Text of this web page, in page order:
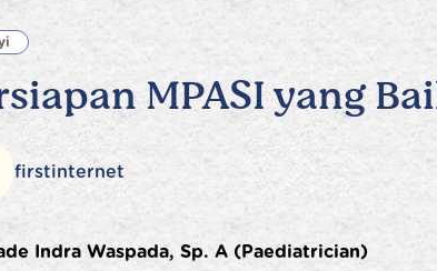
MPASI yang
firstinternet
Indra Waspada, Sp. A (Paediatrician)